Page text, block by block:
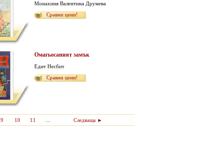
Монахиня Валентина Друмева
Сравни цени!
Омагьосаният замък
Едит Несбит
Сравни цени!
9 10 11 Следваща ►